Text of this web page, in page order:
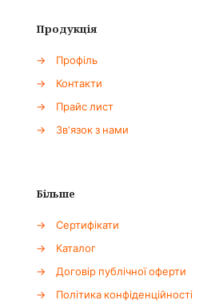
Продукція
→
Профіль
→
Контакти
→
Прайс лист
→
Зв'язок з нами
Більше
→
Сертифікати
→
Каталог
→
Договір публічної оферти
→
Політика конфіденційності